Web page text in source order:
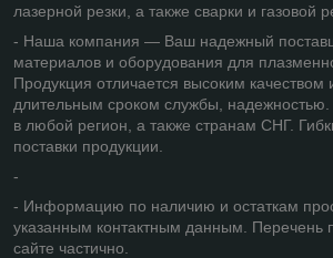
лазерной резки, а также сварки и газовой
- Наша компания — Ваш надежный
материалов и оборудования для
Продукция отличается высоким качеством
длительным сроком службы, надежностью.
в любой регион, а также странам СНГ.
поставки продукции.
-
- Информацию по наличию и остаткам
указанным контактным данным. Перечень
сайте частично.